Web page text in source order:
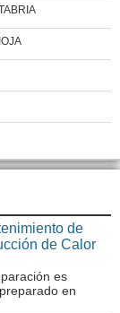
de
de Calor
es
en